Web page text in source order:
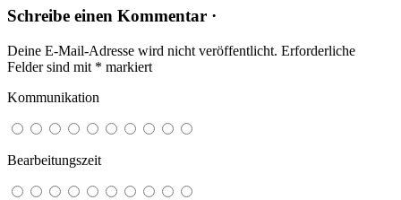
Schreibe einen Kommentar ·
Deine E-Mail-Adresse wird nicht veröffentlicht. Erforderliche
Felder sind mit * markiert
Kommunikation
Bearbeitungszeit